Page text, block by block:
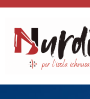
Vai
contenuto